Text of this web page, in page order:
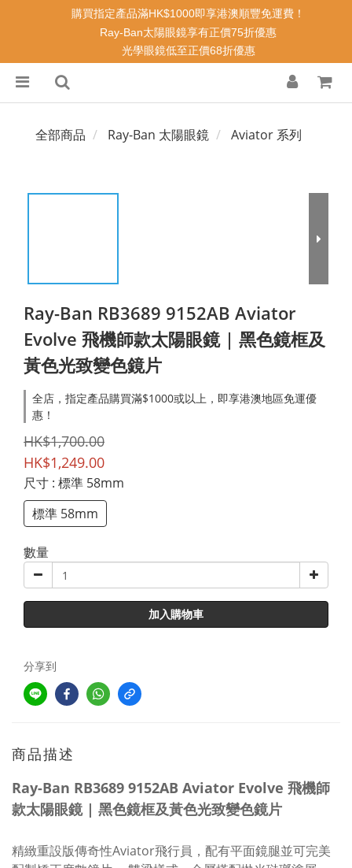
全部商品 Ray-Ban 太陽眼鏡 Aviator 系列
Ray-Ban RB3689 9152AB Aviator
Evolve 飛機師款太陽眼鏡 | 黑色鏡框及
黃色光致變色鏡片
全店，指定產品購買滿$1000或以上，即享港澳地區免運優
惠！
HK$1,700.00
HK$1,249.00
尺寸 : 標準 58mm
標準 58mm
數量
加入購物車
分享到
商品描述
Ray-Ban RB3689 9152AB Aviator Evolve 飛機師
款太陽眼鏡 | 黑色鏡框及黃色光致變色鏡片
精緻重設版傳奇性Aviator飛行員，配有平面鏡腿並可完美
購買指定產品滿HK$1000即享港澳順豐免運費！
Ray-Ban太陽眼鏡享有正價75折優惠
光學眼鏡低至正價68折優惠